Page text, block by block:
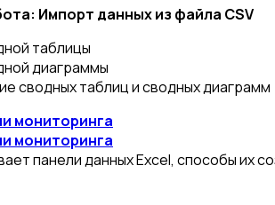
Импорт данных из файла CSV
таблицы
диаграммы
сводных таблиц и сводных диаграмм
мониторинга
мониторинга
панели данных Excel, способы их